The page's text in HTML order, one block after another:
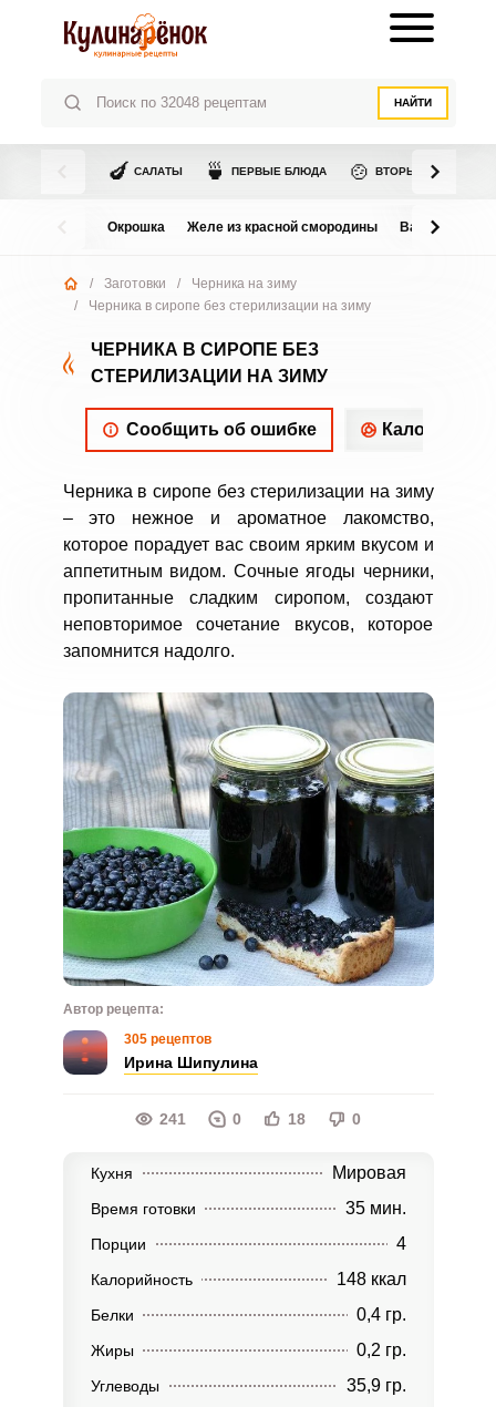
НАЙТИ
🍆 САЛАТЫ 🍵 ПЕРВЫЕ БЛЮДА 🍲 ВТОРЫЕ БЛЮДА
Окрошка Желе из красной смородины Варенье из
/ Заготовки /
Черника на зиму
/
Черника в сиропе без стерилизации на зиму
ЧЕРНИКА В СИРОПЕ БЕЗ
СТЕРИЛИЗАЦИИ НА ЗИМУ
Сообщить об ошибке
Черника в сиропе без стерилизации на зиму
– это нежное и ароматное лакомство,
которое порадует вас своим ярким вкусом и
аппетитным видом. Сочные ягоды черники,
пропитанные сладким сиропом, создают
неповторимое сочетание вкусов, которое
запомнится надолго.
Автор рецепта:
305 рецептов
Ирина Шипулина
241 0 18 0
Кухня Мировая
Время готовки 35 мин.
Порции 4
Калорийность 148 ккал
Белки 0,4 гр.
Жиры 0,2 гр.
Углеводы 35,9 гр.